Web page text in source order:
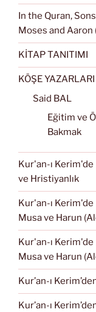
In the Quran,
Moses and Aaron
KİTAP TANITIMI
KÖŞE YAZARLARI
Said BAL
Eğitim ve
Bakmak
Kur'an-ı Kerim'de
ve Hristiyanlık
Kur'an-ı Kerim'de
Musa ve Harun
Kur'an-ı Kerim'de
Musa ve Harun
Kur’an-ı
Kur’an-ı